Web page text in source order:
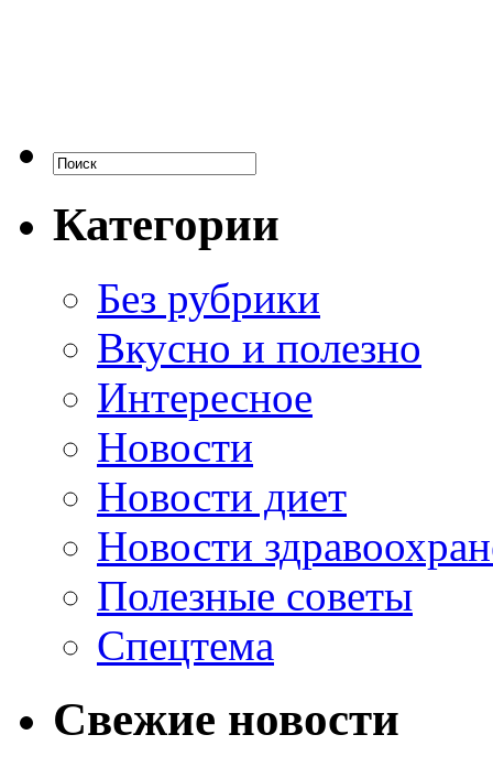
Категории
Без рубрики
Вкусно и полезно
Интересное
Новости
Новости диет
Новости
Полезные советы
Спецтема
Свежие новости